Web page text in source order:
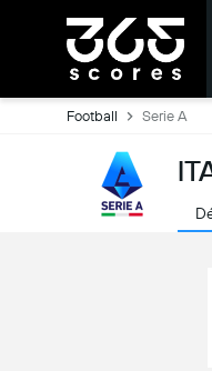
Football Serie A